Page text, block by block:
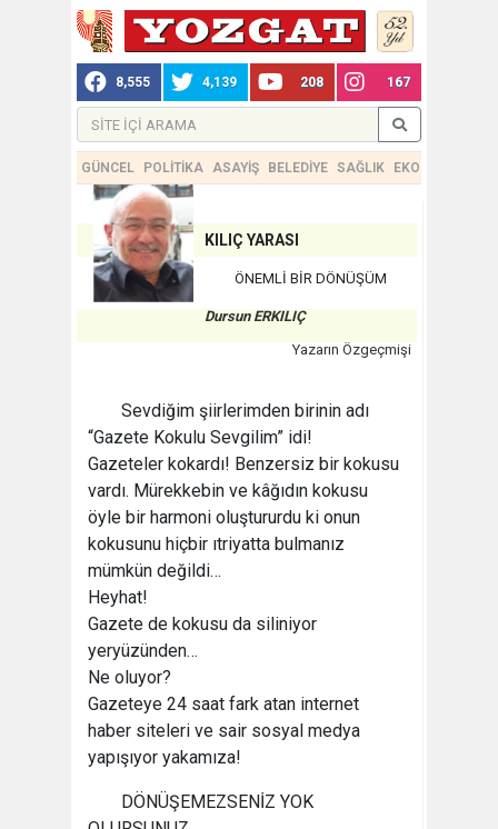
8,555 4,139 208 167
GÜNCEL POLİTİKA ASAYİŞ BELEDİYE SAĞLIK EKONOMİ
KILIÇ YARASI
ÖNEMLİ BİR DÖNÜŞÜM
Dursun ERKILIÇ
Yazarın Özgeçmişi
Sevdiğim şiirlerimden birinin adı
“Gazete Kokulu Sevgilim” idi!
Gazeteler kokardı! Benzersiz bir kokusu
vardı. Mürekkebin ve kâğıdın kokusu
öyle bir harmoni oluştururdu ki onun
kokusunu hiçbir ıtriyatta bulmanız
mümkün değildi…
Heyhat!
Gazete de kokusu da siliniyor
yeryüzünden…
Ne oluyor?
Gazeteye 24 saat fark atan internet
haber siteleri ve sair sosyal medya
yapışıyor yakamıza!
DÖNÜŞEMEZSENİZ YOK